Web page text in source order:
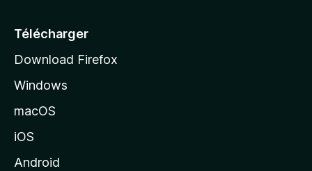
e
l
d
o
z
Télécharger
Download Firefox
Windows
macOS
iOS
Android